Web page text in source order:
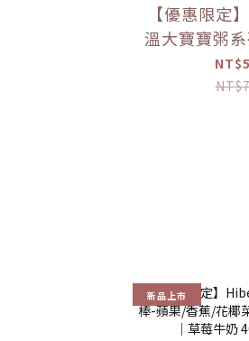
【優惠限定
溫大寶寶粥
粥/蓮藕雞肉
粥/蘆筍鱸魚
新品上市